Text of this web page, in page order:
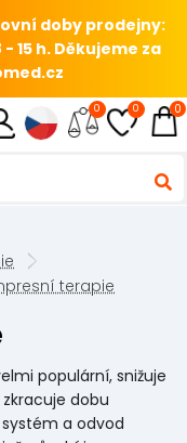
doby prodejny:
- 15 h. Děkujeme za
0 0 0
terapie
populární, snižuje
dobu
a odvod